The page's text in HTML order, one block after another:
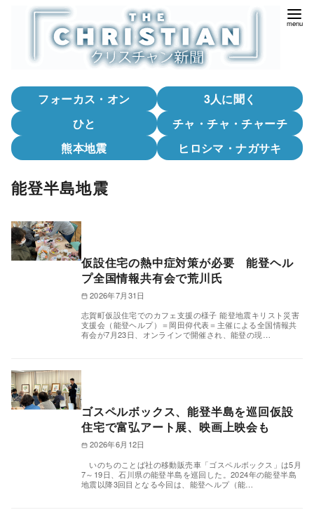
フォーカス・オン
3人に聞く
ひと
チャ・チャ・チャーチ
熊本地震
ヒロシマ・ナガサキ
能登半島地震
仮設住宅の熱中症対策が必要 能登ヘル
プ全国情報共有会で荒川氏
2026年7月31日
志賀町仮設住宅でのカフェ支援の様子 能登地震キリスト災害
支援会（能登ヘルプ）＝岡田仰代表＝主催による全国情報共
有会が7月23日、オンラインで開催され、能登の現…
ゴスペルボックス、能登半島を巡回仮設
住宅で富弘アート展、映画上映会も
2026年6月12日
いのちのことば社の移動販売車「ゴスペルボックス」は5月
7～19日、石川県の能登半島を巡回した。2024年の能登半島
地震以降3回目となる今回は、能登ヘルプ（能…